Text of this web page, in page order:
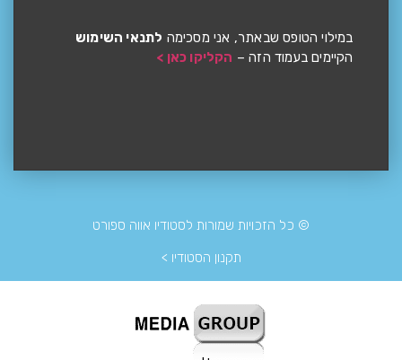
במילוי הטופס שבאתר, אני מסכימה לתנאי השימוש
הקיימים בעמוד הזה – הקליקו כאן >
© כל הזכויות שמורות לסטודיו אווה ספורט
תקנון הסטודיו >